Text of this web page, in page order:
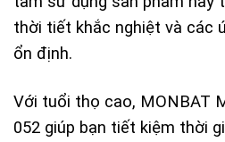
thời tiết khắc nghiệt và các
ổn định.
Với tuổi thọ cao, MONBAT
052 giúp bạn tiết kiệm thời